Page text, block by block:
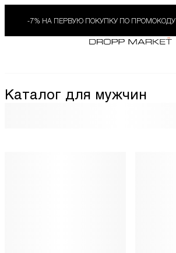
-7% НА ПЕРВУЮ ПОКУПКУ ПО ПРОМОКОДУ
Каталог для мужчин